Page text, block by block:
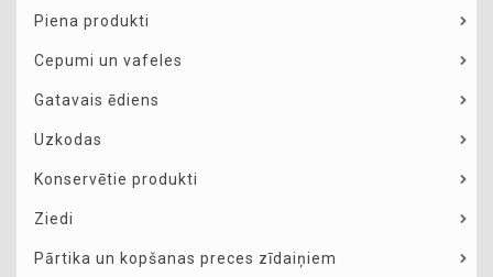
Piena produkti
Cepumi un vafeles
Gatavais ēdiens
Uzkodas
Konservētie produkti
Ziedi
Pārtika un kopšanas preces zīdaiņiem